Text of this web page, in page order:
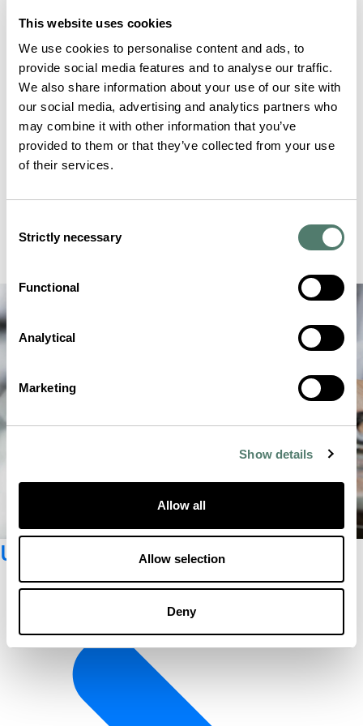
This website uses cookies
We use cookies to personalise content and ads, to
provide social media features and to analyse our traffic.
We also share information about your use of our site with
our social media, advertising and analytics partners who
may combine it with other information that you’ve
provided to them or that they’ve collected from your use
of their services.
Selection
Strictly necessary
Functional
Analytical
Marketing
Show details
Allow all
Allow selection
Deny
Unseren Newsletter abonnieren